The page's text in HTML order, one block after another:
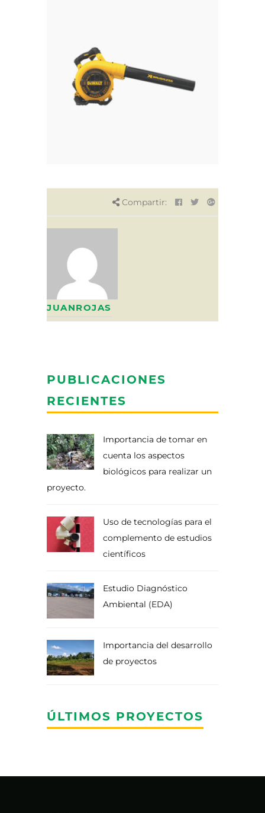
Compartir:
JUANROJAS
PUBLICACIONES
RECIENTES
Importancia de tomar en
cuenta los aspectos
biológicos para realizar un
proyecto.
Uso de tecnologías para el
complemento de estudios
científicos
Estudio Diagnóstico
Ambiental (EDA)
Importancia del desarrollo
de proyectos
ÚLTIMOS PROYECTOS